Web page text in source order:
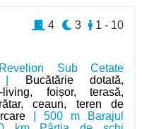
Sub Cetate
|
Bucătărie dotată,
living, foișor, terasă,
ceaun, teren de
| 500 m Barajul
1 - 10
3
4